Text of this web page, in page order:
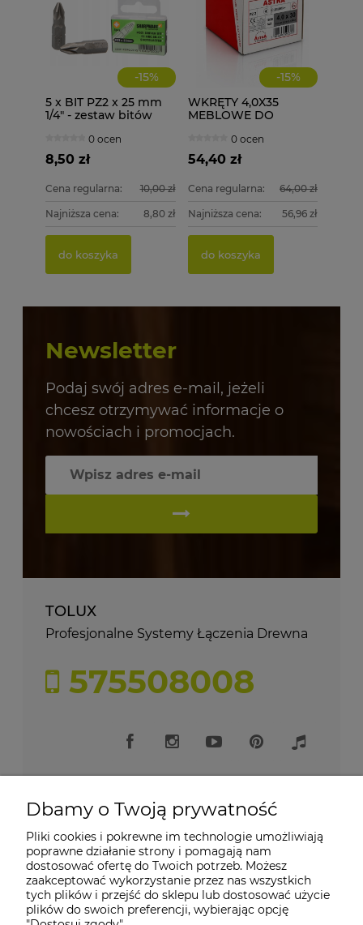
-15%
5 x BIT PZ2 x 25 mm
1/4" - zestaw bitów
0 ocen
8,50 zł
Cena regularna: 10,00 zł
Najniższa cena: 8,80 zł
do koszyka
-15%
WKRĘTY 4,0X35
MEBLOWE DO
0 ocen
54,40 zł
Cena regularna: 64,00 zł
Najniższa cena: 56,96 zł
do koszyka
Newsletter
Podaj swój adres e-mail, jeżeli
chcesz otrzymywać informacje o
nowościach i promocjach.
TOLUX
Profesjonalne Systemy Łączenia Drewna
575508008
Moje konto
Płatności i dostawa
Dbamy o Twoją prywatność
Pliki cookies i pokrewne im technologie umożliwiają
poprawne działanie strony i pomagają nam
dostosować ofertę do Twoich potrzeb. Możesz
zaakceptować wykorzystanie przez nas wszystkich
tych plików i przejść do sklepu lub dostosować użycie
plików do swoich preferencji, wybierając opcję